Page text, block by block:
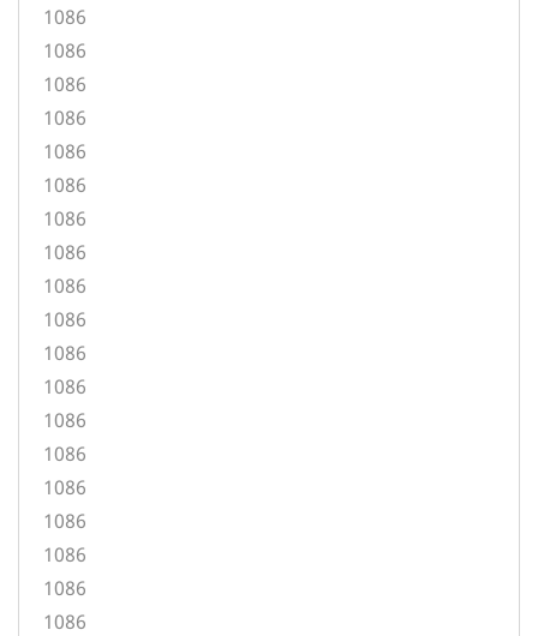
1086
1086
1086
1086
1086
1086
1086
1086
1086
1086
1086
1086
1086
1086
1086
1086
1086
1086
1086